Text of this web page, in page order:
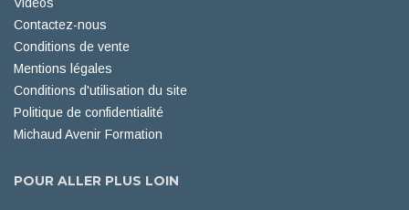
Vidéos
Contactez-nous
Conditions de vente
Mentions légales
Conditions d'utilisation du site
Politique de confidentialité
Michaud Avenir Formation
POUR ALLER PLUS LOIN